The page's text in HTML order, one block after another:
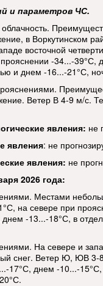
и параметров ЧС.
в Воркутинском
восточной
-34...-39°С,
и днем -16...-21°С,
Ветер В 4-9 м/с.
явления: не
явления: не
явления: не
2026 года:
Местами
на севере при
-13...-18°С, в
На севере и
снег. Ветер Ю, ЮВ 3-
17°С, днем -10...-